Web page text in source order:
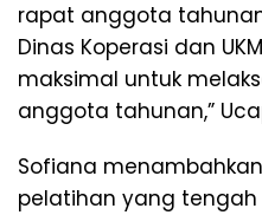
rapat anggota
Dinas Koperasi dan
maksimal untuk
anggota tahunan,”
Sofiana
pelatihan yang tengah